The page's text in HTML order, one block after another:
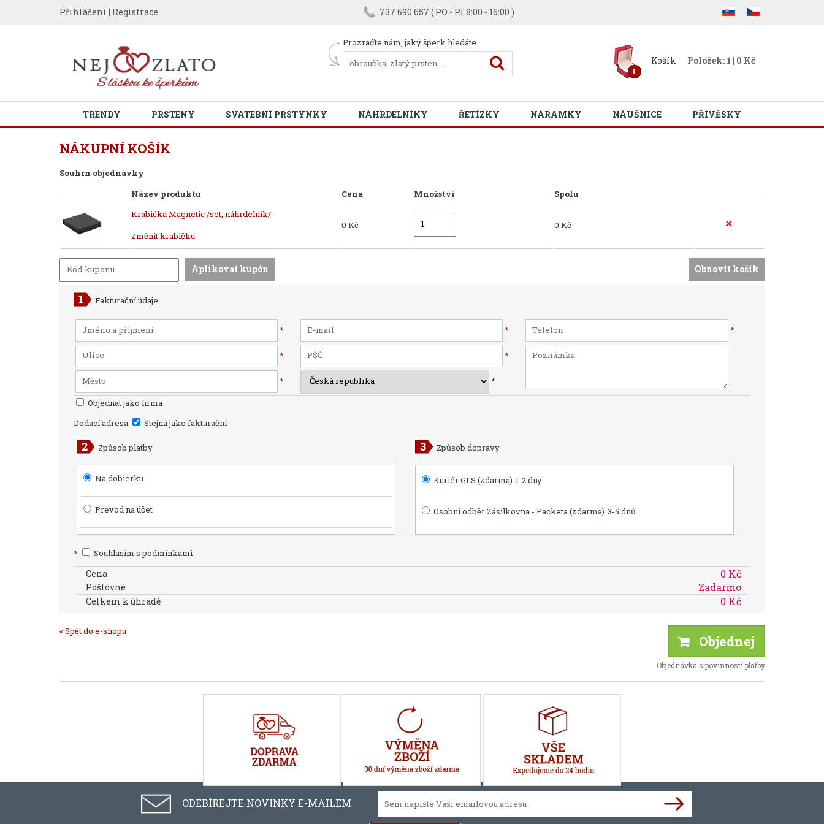
Přihlášení | Registrace 737 690 657 ( PO - PI 8:00 - 16:00 )
Prozraďte nám, jaký šperk hledáte
1
Košík Položek: 1 | 0 Kč
TRENDY PRSTENY SVATEBNÍ PRSTÝNKY NÁHRDELNÍKY ŘETÍZKY NÁRAMKY NÁUŠNICE PŘÍVĚSKY
NÁKUPNÍ KOŠÍK
Souhrn objednávky
Název produktu
Cena Množství
Spolu
Krabička Magnetic /set, náhrdelník/
Změnit krabičku
0 Kč 0 Kč
Fakturační údaje
* * *
* *
*
*
Objednat jako firma
Dodací adresa
Stejná jako fakturační
Způsob platby
Na dobierku
Prevod na účet
Způsob dopravy
Kuriér GLS (zdarma) 1-2 dny
Osobní odběr Zásilkovna - Packeta (zdarma) 3-5 dnů
* Souhlasím s podmínkami
Cena 0 Kč
Poštovné Zadarmo
Celkem k úhradě 0 Kč
« Spět do e-shopu
Objednej
Objednávka s povinností platby
ODEBÍREJTE NOVINKY E-MAILEM